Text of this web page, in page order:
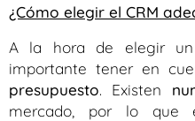
¿Cómo elegir el CRM
A la hora de elegir
importante tener en
presupuesto. Existen
mercado, por lo que